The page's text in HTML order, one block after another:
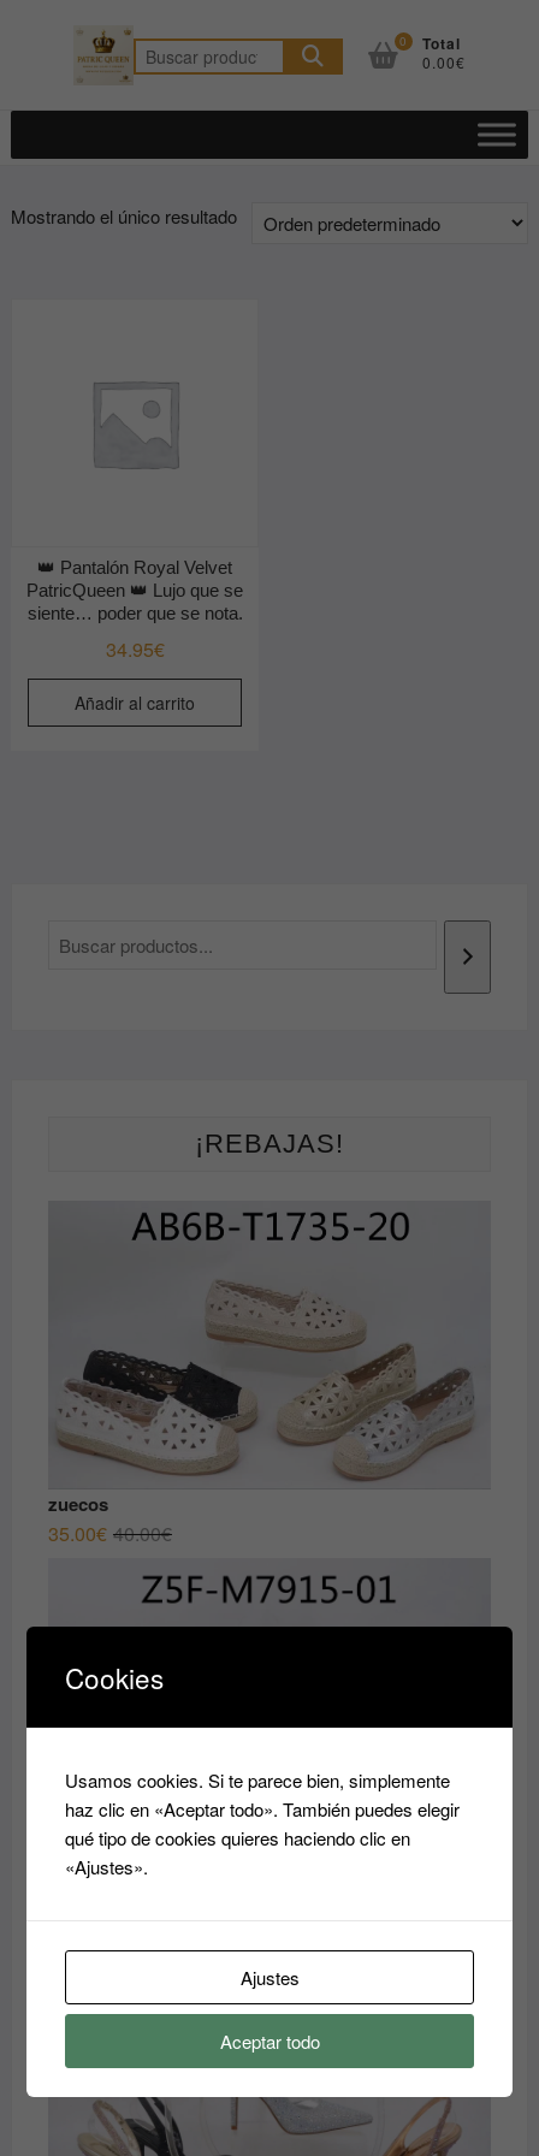
Buscar
por:
0 Total
0.00€
Mostrando el único resultado
👑 Pantalón Royal Velvet
PatricQueen 👑 Lujo que se
siente… poder que se nota.
34.95€
Añadir al carrito
¡REBAJAS!
zuecos
40.00€El
original
35.00€
El
actual
Zandalia
40.00€
era:
35.00€
es:
Cookies
Usamos cookies. Si te parece bien, simplemente
haz clic en «Aceptar todo». También puedes elegir
qué tipo de cookies quieres haciendo clic en
«Ajustes».
Ajustes
Aceptar todo